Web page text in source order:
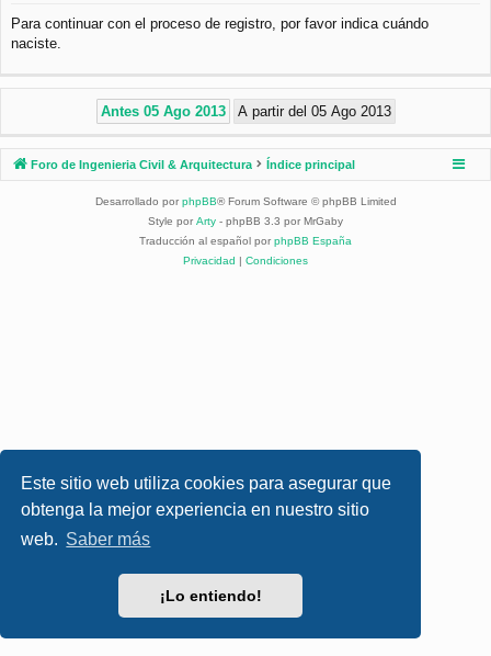
Este sitio web utiliza cookies para asegurar que
obtenga la mejor experiencia en nuestro sitio
web. Saber más
¡Lo entiendo!
os
Para continuar con el proceso de registro, por favor indica cuándo
naciste.
Foro de Ingenieria Civil & Arquitectura Índice principal
Desarrollado por phpBB® Forum Software © phpBB Limited
Style por Arty - phpBB 3.3 por MrGaby
Traducción al español por phpBB España
Privacidad | Condiciones